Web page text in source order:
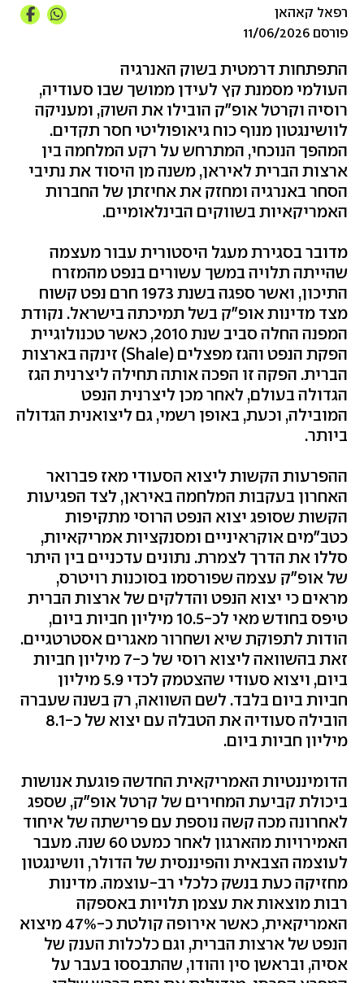
רפאל קאהאן
פורסם 11/06/2026
התפתחות דרמטית בשוק האנרגיה
העולמי מסמנת קץ לעידן ממושך שבו סעודיה,
רוסיה וקרטל אופ"ק הובילו את השוק, ומעניקה
לוושינגטון מנוף כוח גיאופוליטי חסר תקדים.
המהפך הנוכחי, המתרחש על רקע המלחמה בין
ארצות הברית לאיראן, משנה מן היסוד את נתיבי
הסחר באנרגיה ומחזק את אחיזתן של החברות
האמריקאיות בשווקים הבינלאומיים.
מדובר בסגירת מעגל היסטורית עבור מעצמה
שהייתה תלויה במשך עשורים בנפט מהמזרח
התיכון, ואשר ספגה בשנת 1973 חרם נפט קשוח
מצד מדינות אופ"ק בשל תמיכתה בישראל. נקודת
המפנה החלה סביב שנת 2010, כאשר טכנולוגיית
הפקת הנפט והגז מפצלים (Shale) זינקה בארצות
הברית. הפקה זו הפכה אותה תחילה ליצרנית הגז
הגדולה בעולם, לאחר מכן ליצרנית הנפט
המובילה, וכעת, באופן רשמי, גם ליצואנית הגדולה
ביותר.
ההפרעות הקשות ליצוא הסעודי מאז פברואר
האחרון בעקבות המלחמה באיראן, לצד הפגיעות
הקשות שסופג יצוא הנפט הרוסי מתקיפות
כטב"מים אוקראיניים ומסנקציות אמריקאיות,
סללו את הדרך לצמרת. נתונים עדכניים בין היתר
של אופ"ק עצמה שפורסמו בסוכנות רויטרס,
מראים כי יצוא הנפט והדלקים של ארצות הברית
טיפס בחודש מאי לכ-10.5 מיליון חביות ביום,
הודות לתפוקת שיא ושחרור מאגרים אסטרטגיים.
זאת בהשוואה ליצוא רוסי של כ-7 מיליון חביות
ביום, ויצוא סעודי שהצטמק לכדי 5.9 מיליון
חביות ביום בלבד. לשם השוואה, רק בשנה שעברה
הובילה סעודיה את הטבלה עם יצוא של כ-8.1
מיליון חביות ביום.
הדומיננטיות האמריקאית החדשה פוגעת אנושות
ביכולת קביעת המחירים של קרטל אופ"ק, שספג
לאחרונה מכה קשה נוספת עם פרישתה של איחוד
האמירויות מהארגון לאחר כמעט 60 שנה. מעבר
לעוצמה הצבאית והפיננסית של הדולר, וושינגטון
מחזיקה כעת בנשק כלכלי רב-עוצמה. מדינות
רבות מוצאות את עצמן תלויות באספקה
האמריקאית, כאשר אירופה קולטת כ-47% מיצוא
הנפט של ארצות הברית, וגם כלכלות הענק של
אסיה, ובראשן סין והודו, שהתבססו בעבר על